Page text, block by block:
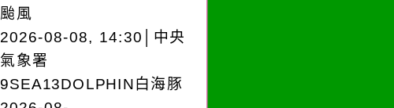
颱風
2026-08-08, 14:30│中央
氣象署
9SEA13DOLPHIN白海豚